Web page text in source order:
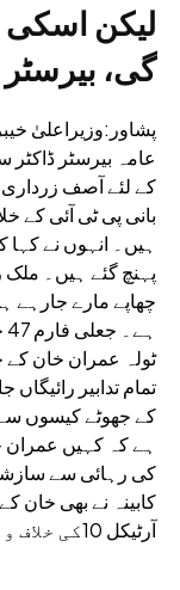
لیکن اسکی
گی،
پشاور:وزیراعلیٰ
عامہ بیرسٹر ڈاکٹر
کے لئے آصف زرداری
بانی پی ٹی آئی کے
ہیں۔ انہوں نے
پہنچ گئے ہیں۔ ملک
چھاپے مارے جارہے
ٹولہ عمران خان
تمام تدابیر
کے جھوٹے کیسوں
ہے کہ کہیں عمران
کی رہائی سے
کابینہ نے بھی خان
آرٹیکل 10کی خلاف ورزی ہے۔